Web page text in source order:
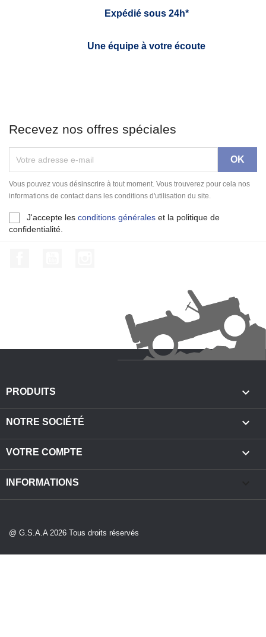
Expédié sous 24h*
Une équipe à votre écoute
Recevez nos offres spéciales
Vous pouvez vous désinscrire à tout moment. Vous trouverez pour cela nos
informations de contact dans les conditions d'utilisation du site.
J'accepte les conditions générales et la politique de
confidentialité.
PRODUITS 
NOTRE SOCIÉTÉ 
VOTRE COMPTE 
INFORMATIONS
@ G.S.A.A 2026 Tous droits réservés